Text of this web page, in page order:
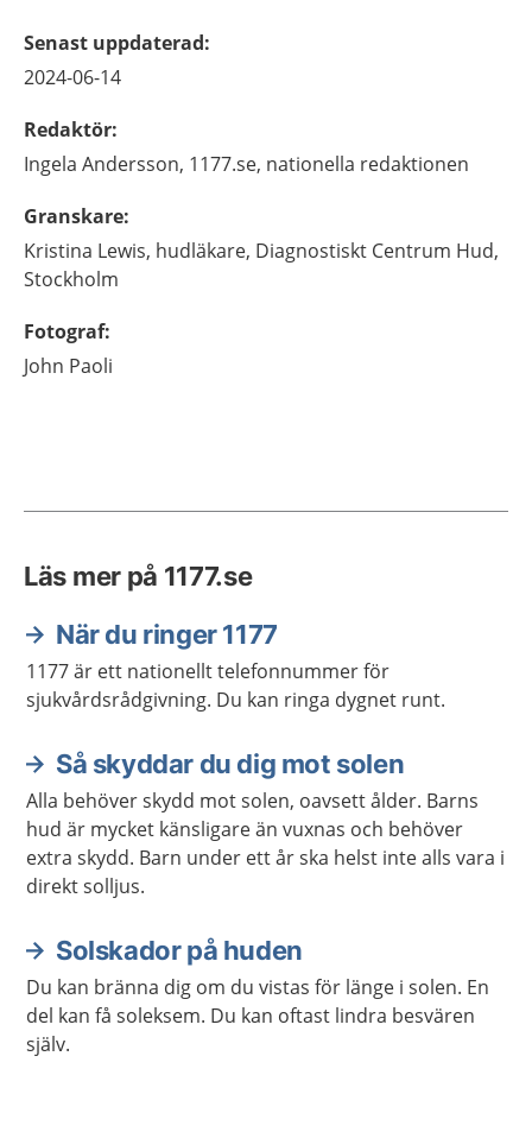
Senast uppdaterad:
2024-06-14
Redaktör:
Ingela Andersson, 1177.se, nationella redaktionen
Granskare:
Kristina Lewis, hudläkare, Diagnostiskt Centrum Hud,
Stockholm
Fotograf:
John Paoli
Läs mer på 1177.se
När du ringer 1177
1177 är ett nationellt telefonnummer för
sjukvårdsrådgivning. Du kan ringa dygnet runt.
Så skyddar du dig mot solen
Alla behöver skydd mot solen, oavsett ålder. Barns
hud är mycket känsligare än vuxnas och behöver
extra skydd. Barn under ett år ska helst inte alls vara i
direkt solljus.
Solskador på huden
Du kan bränna dig om du vistas för länge i solen. En
del kan få soleksem. Du kan oftast lindra besvären
själv.